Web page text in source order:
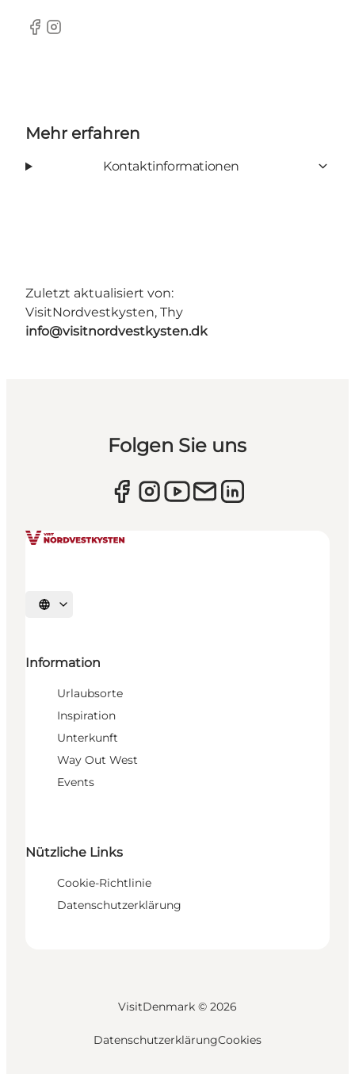
Facebook
Instagram
Mehr erfahren
Kontaktinformationen
Zuletzt aktualisiert von:
VisitNordvestkysten, Thy
info@visitnordvestkysten.dk
Folgen Sie uns
Sprache auswählen
Information
Urlaubsorte
Inspiration
Unterkunft
Way Out West
Events
Nützliche Links
Cookie-Richtlinie
Datenschutzerklärung
VisitDenmark © 2026
DatenschutzerklärungCookies